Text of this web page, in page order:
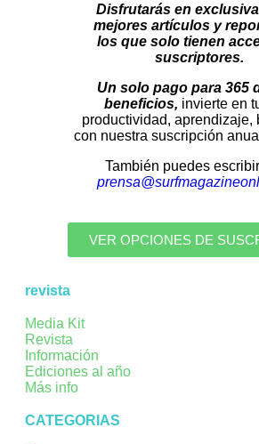
Disfrutarás en
mejores artículos y
los que solo tienen
suscriptores.
Un solo pago para 365
beneficios, invierte en
productividad, aprendizaje,
con nuestra suscripción
También puedes
VER OPCIONES DE
revista
Media Kit
Revista
Información
Ediciones al año
Más info
CATEGORIAS